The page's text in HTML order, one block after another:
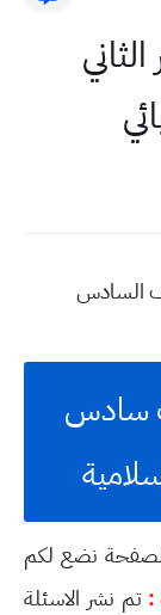
الدور الثاني 2023 صف السادس
سادس
الصفحة نضع لكم
: تم نشر الاسئلة